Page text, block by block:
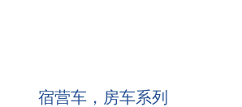
宿营车，房车系列